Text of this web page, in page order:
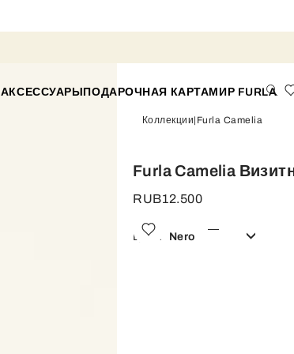
АКСЕССУАРЫ ПОДАРОЧНАЯ КАРТАМИР FURLA
Коллекции Furla Camelia
Furla Camelia
RUB12.500
Цвет: Nero